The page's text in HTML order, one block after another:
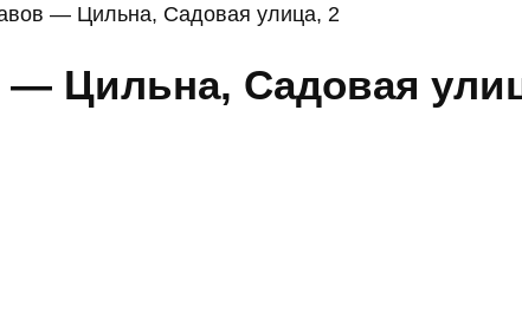
— Цильна, Садовая улица, 2
Цильна, Садовая